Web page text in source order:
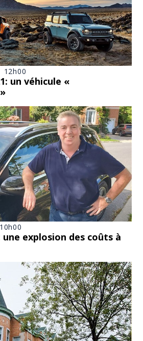
12h00
un véhicule «
une explosion des coûts à